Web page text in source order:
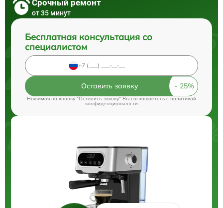
Срочный ремонт
от 35 минут
Бесплатная консультация со
специалистом
Оставить заявку
Нажимая на кнопку "Оставить заявку" Вы соглашаетесь cполитикой
конфиденциальности